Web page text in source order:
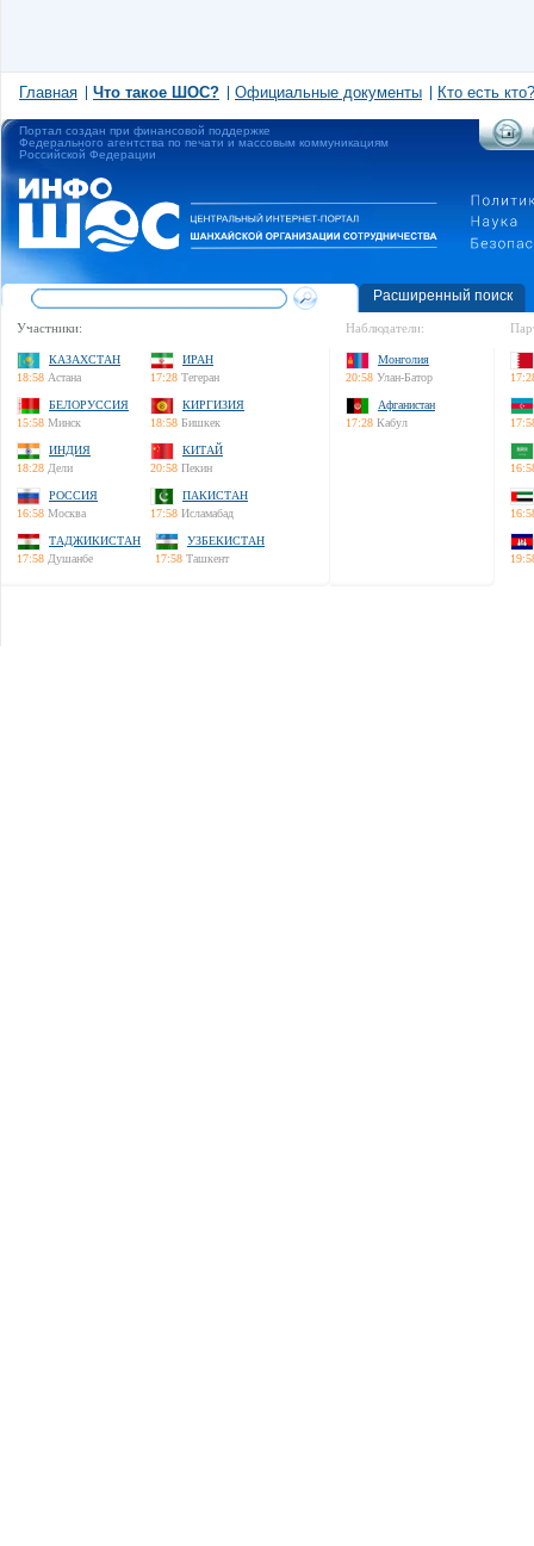
Главная Что такое ШОС? Официальные документы Кто есть кто?
Портал создан при финансовой поддержке
Федерального агентства по печати и массовым коммуникациям
Российской Федерации
Расширенный поиск
Участники:
КАЗАХСТАН
18:58 Астана
ИРАН
17:28 Тегеран
БЕЛОРУССИЯ
15:58 Минск
КИРГИЗИЯ
18:58 Бишкек
ИНДИЯ
18:28 Дели
КИТАЙ
20:58 Пекин
РОССИЯ
16:58 Москва
ПАКИСТАН
17:58 Исламабад
ТАДЖИКИСТАН
17:58 Душанбе
УЗБЕКИСТАН
17:58 Ташкент
Наблюдатели:
Монголия
20:58 Улан-Батор
Афганистан
17:28 Кабул